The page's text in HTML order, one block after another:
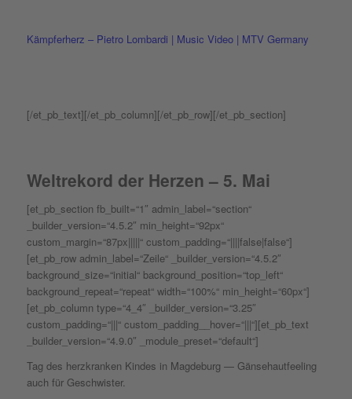
Kämpferherz – Pietro Lombardi | Music Video | MTV Germany
[/et_pb_text][/et_pb_column][/et_pb_row][/et_pb_section]
Weltrekord der Herzen – 5. Mai
[et_pb_section fb_built=“1″ admin_label=“section“
_builder_version=“4.5.2″ min_height=“92px“
custom_margin=“87px|||||“ custom_padding=“||||false|false“]
[et_pb_row admin_label=“Zeile“ _builder_version=“4.5.2″
background_size=“initial“ background_position=“top_left“
background_repeat=“repeat“ width=“100%“ min_height=“60px“]
[et_pb_column type=“4_4″ _builder_version=“3.25″
custom_padding=“|||“ custom_padding__hover=“|||“][et_pb_text
_builder_version=“4.9.0″ _module_preset=“default“]
Tag des herzkranken Kindes in Magdeburg — Gänsehautfeeling
auch für Geschwister.